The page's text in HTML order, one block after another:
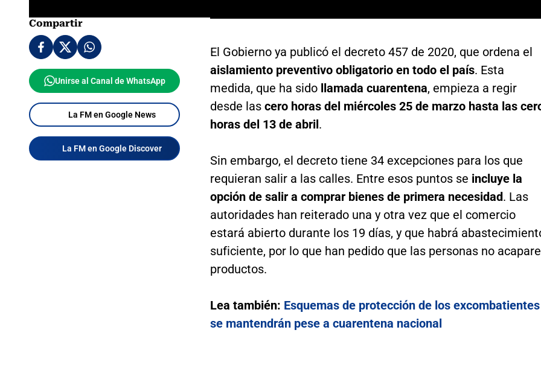
Compartir
Unirse al Canal de WhatsApp
La FM en Google News
La FM en Google Discover
El Gobierno ya publicó el decreto 457 de 2020, que ordena el
aislamiento preventivo obligatorio en todo el país. Esta
medida, que ha sido llamada cuarentena, empieza a regir
desde las cero horas del miércoles 25 de marzo hasta las
horas del 13 de abril.
Sin embargo, el decreto tiene 34 excepciones para los que
requieran salir a las calles. Entre esos puntos se incluye la
opción de salir a comprar bienes de primera necesidad. Las
autoridades han reiterado una y otra vez que el comercio
estará abierto durante los 19 días, y que habrá
suficiente, por lo que han pedido que las personas no
productos.
Lea también: Esquemas de protección de los excombatientes
se mantendrán pese a cuarentena nacional